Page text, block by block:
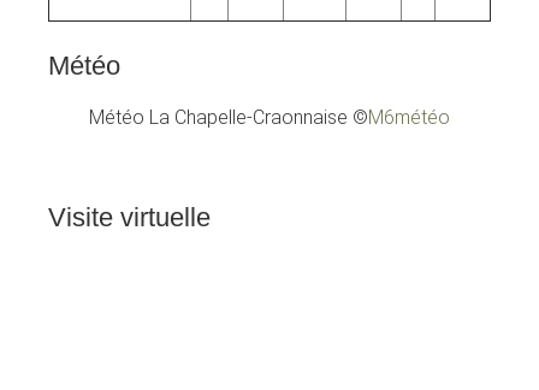
Météo
Météo La Chapelle-Craonnaise ©M6météo
Visite virtuelle